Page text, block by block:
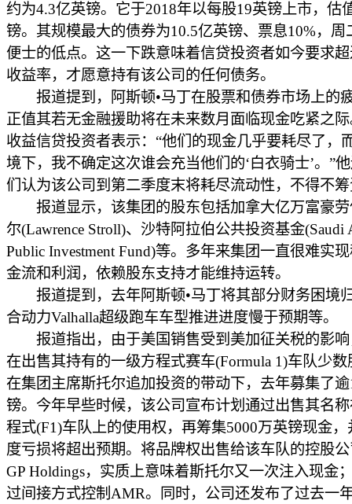
约为4.3亿英镑。它于2018年以每股19英镑上市，估
镑。其规模最大的债券为10.5亿英镑、票息10%，周
便士的低点。这一下跌意味着信贷投资者如今要求
收益率，才愿意持有该公司的任何债务。
报道提到，阿斯顿•马丁在股票和债券市场上的
正值其若无金融援助将在未来数月面临现金吃紧之
收益信贷投资者表示：“他们的现金几乎要耗尽了，
境下，我不确定这次谁会充当他们的‘白衣骑士’。”
们认为该公司到第二季度末将耗尽流动性，不得不筹
报道显示，该集团的股东包括加拿大亿万富豪劳
尔(Lawrence Stroll)、沙特阿拉伯公共投资基金(Saudi
Public Investment Fund)等。多年来集团一直很难实
金流和利润，依赖股东支持才能维持运转。
报道提到，去年阿斯顿•马丁将其部分财务困境
合动力Valhalla超级跑车车型推进进度慢于预期等。
报道指出，由于美国销售受到美加征关税的影响
在出售其持有的一级方程式赛车(Formula 1)车队少数
在集团主席斯托尔追加投资的带动下，去年募集了
镑。今年早些时候，该公司宣布计划通过出售其名
程式(F1)车队上的使用权，再筹集5000万英镑现金，
度亏损将超出预期。将品牌权出售给该车队的控股
GP Holdings，实质上意味着斯托尔又一次注入现金
过间接方式控制AMR。同时，公司还发布了过去一